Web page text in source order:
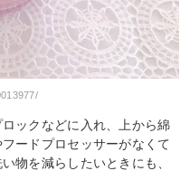
ックなどに入れ、上から綿
ードプロセッサーがなくて
物を減らしたいときにも、